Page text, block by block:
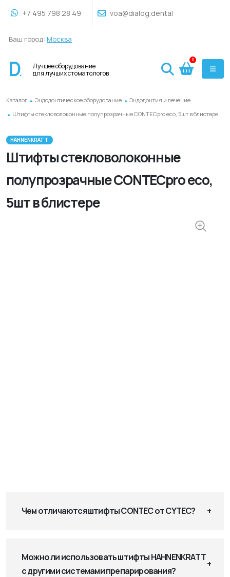
+7 495 798 28 49 voa@dialog.dental
Ваш город: Москва
Лучшее оборудование
для лучших стоматологов
0
Каталог . Эндодонтическое оборудование . Эндодонтия и лечение
. Штифты стекловолоконные полупрозрачные CONTECpro eco, 5шт в блистере
HAHNENKRATT
Штифты стекловолоконные
полупрозрачные CONTECpro eco,
5шт в блистере
Чем отличаются штифты CONTEC от CYTEC?
Можно ли использовать штифты HAHNENKRATT
с другими системами препарирования?